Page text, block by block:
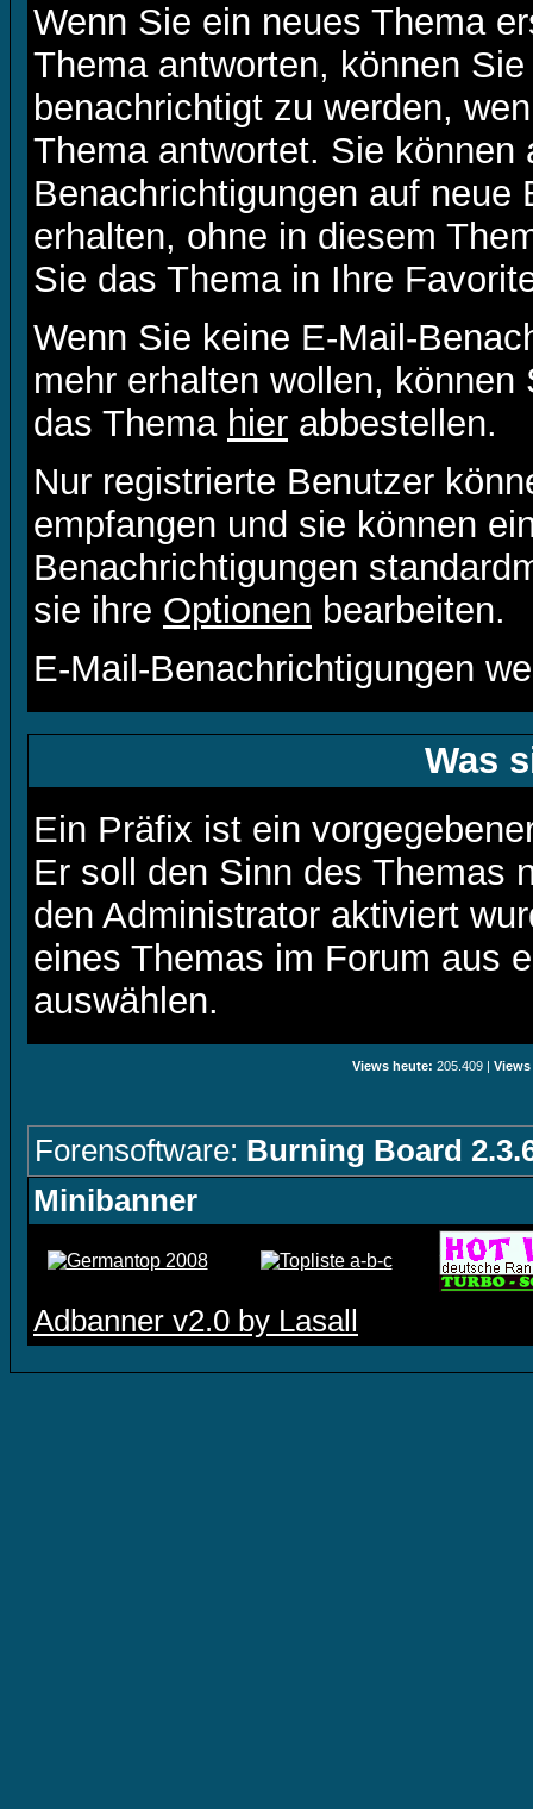
Wenn Sie ein neues Thema
Thema antworten, können
benachrichtigt zu werden,
Thema antwortet. Sie können
Benachrichtigungen auf neue
erhalten, ohne in diesem
Sie das Thema in Ihre
Wenn Sie keine E-Mail-
mehr erhalten wollen,
das Thema hier abbestellen.
Nur registrierte Benutzer
empfangen und sie können
Benachrichtigungen
sie ihre Optionen bearbeiten.
E-Mail-Benachrichtigungen
Was
Ein Präfix ist ein
Er soll den Sinn des Themas
den Administrator aktiviert
eines Themas im Forum aus
auswählen.
Views heute: 205.409 |
Forensoftware: Burning Board
Minibanner
Adbanner v2.0 by Lasall